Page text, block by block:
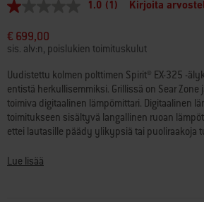
1.0
5
tähteä,
keskimääräinen
arvosana.
Read
a
Review.
Saman
sivun
linkki.
1.0 (1) Kirjoita
€ 699,00
sis. alv:n, poislukien toimituskulut
Uudistettu kolmen polttimen Spirit® EX-325 -
entistä herkullisemmiksi. Grillissä on Sear Zone
toimiva digitaalinen lämpömittari. Digitaalinen
toimitukseen sisältyvä langallinen ruoan
ettei lautasille päädy ylikypsiä tai puoliraakoja
saada älypuhelimeesi ilmoituksen, kun grilli on
Lue lisää